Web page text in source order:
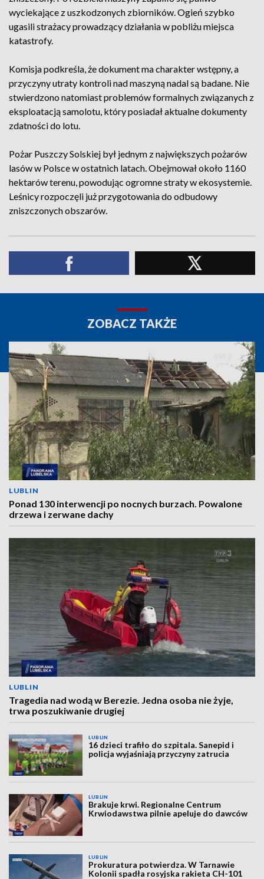
wyciekające z uszkodzonych zbiorników. Ogień szybko
ugasili strażacy prowadzący działania w pobliżu miejsca
katastrofy.
Komisja podkreśla, że dokument ma charakter wstępny, a
przyczyny utraty kontroli nad maszyną nadal są badane. Nie
stwierdzono natomiast problemów formalnych związanych z
eksploatacją samolotu, który posiadał aktualne dokumenty
zdatności do lotu.
Pożar Puszczy Solskiej był jednym z największych pożarów
lasów w Polsce w ostatnich latach. Obejmował około 1160
hektarów terenu, powodując ogromne straty w ekosystemie.
Leśnicy rozpoczęli już przygotowania do odbudowy
zniszczonych obszarów.
ZOBACZ TAKŻE
LUBLIN
Ponad 130 interwencji po nocnych burzach. Powalone
drzewa i zerwane dachy
LUBLIN
Tragedia nad wodą w Berezie. Jedna osoba nie żyje,
trwa poszukiwanie drugiej
LUBLIN
16 dzieci trafiło do szpitala. Sanepid i
policja wyjaśniają przyczyny zatrucia
LUBLIN
Brakuje krwi. Regionalne Centrum
Krwiodawstwa pilnie apeluje do dawców
LUBLIN
Prokuratura potwierdza. W Tarnawie
Kolonii spadła rosyjska rakieta CH-101